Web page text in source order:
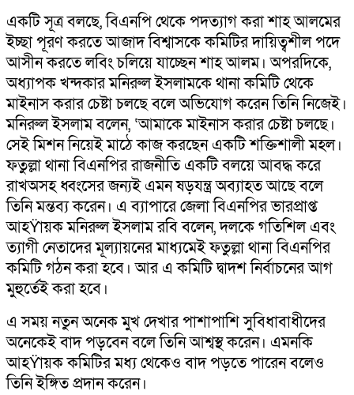
একটি সূত্র বলছে, বিএনপি থেকে পদত্যাগ করা শাহ আলমের
ইচ্ছা পূরণ করতে আজাদ বিশ্বাসকে কমিটির দায়িত্বশীল পদে
আসীন করতে লবিং চলিয়ে যাচ্ছেন শাহ আলম। অপরদিকে,
অধ্যাপক খন্দকার মনিরুল ইসলামকে থানা কমিটি থেকে
মাইনাস করার চেষ্টা চলছে বলে অভিযোগ করেন তিনি নিজেই।
মনিরুল ইসলাম বলেন, ‘আমাকে মাইনাস করার চেষ্টা চলছে।
সেই মিশন নিয়েই মাঠে কাজ করছেন একটি শক্তিশালী মহল।
ফতুল্লা থানা বিএনপির রাজনীতি একটি বলয়ে আবদ্ধ করে
রাখঅসহ ধ্বংসের জন্যই এমন ষড়যন্ত্র অব্যাহত আছে বলে
তিনি মন্তব্য করেন। এ ব্যাপারে জেলা বিএনপির ভারপ্রাপ্ত
আহŸায়ক মনিরুল ইসলাম রবি বলেন, দলকে গতিশিল এবং
ত্যাগী নেতাদের মূল্যায়নের মাধ্যমেই ফতুল্লা থানা বিএনপির
কমিটি গঠন করা হবে। আর এ কমিটি দ্বাদশ নির্বাচনের আগ
মুহুর্তেই করা হবে।
এ সময় নতুন অনেক মুখ দেখার পাশাপাশি সুবিধাবাধীদের
অনেকেই বাদ পড়বেন বলে তিনি আশ্বস্থ করেন। এমনকি
আহŸায়ক কমিটির মধ্য থেকেও বাদ পড়তে পারেন বলেও
তিনি ইঙ্গিত প্রদান করেন।